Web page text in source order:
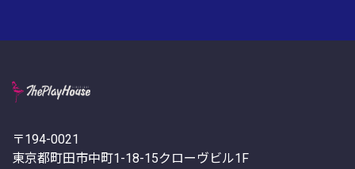
〒194-0021
東京都町田市中町1-18-15クローヴビル1F